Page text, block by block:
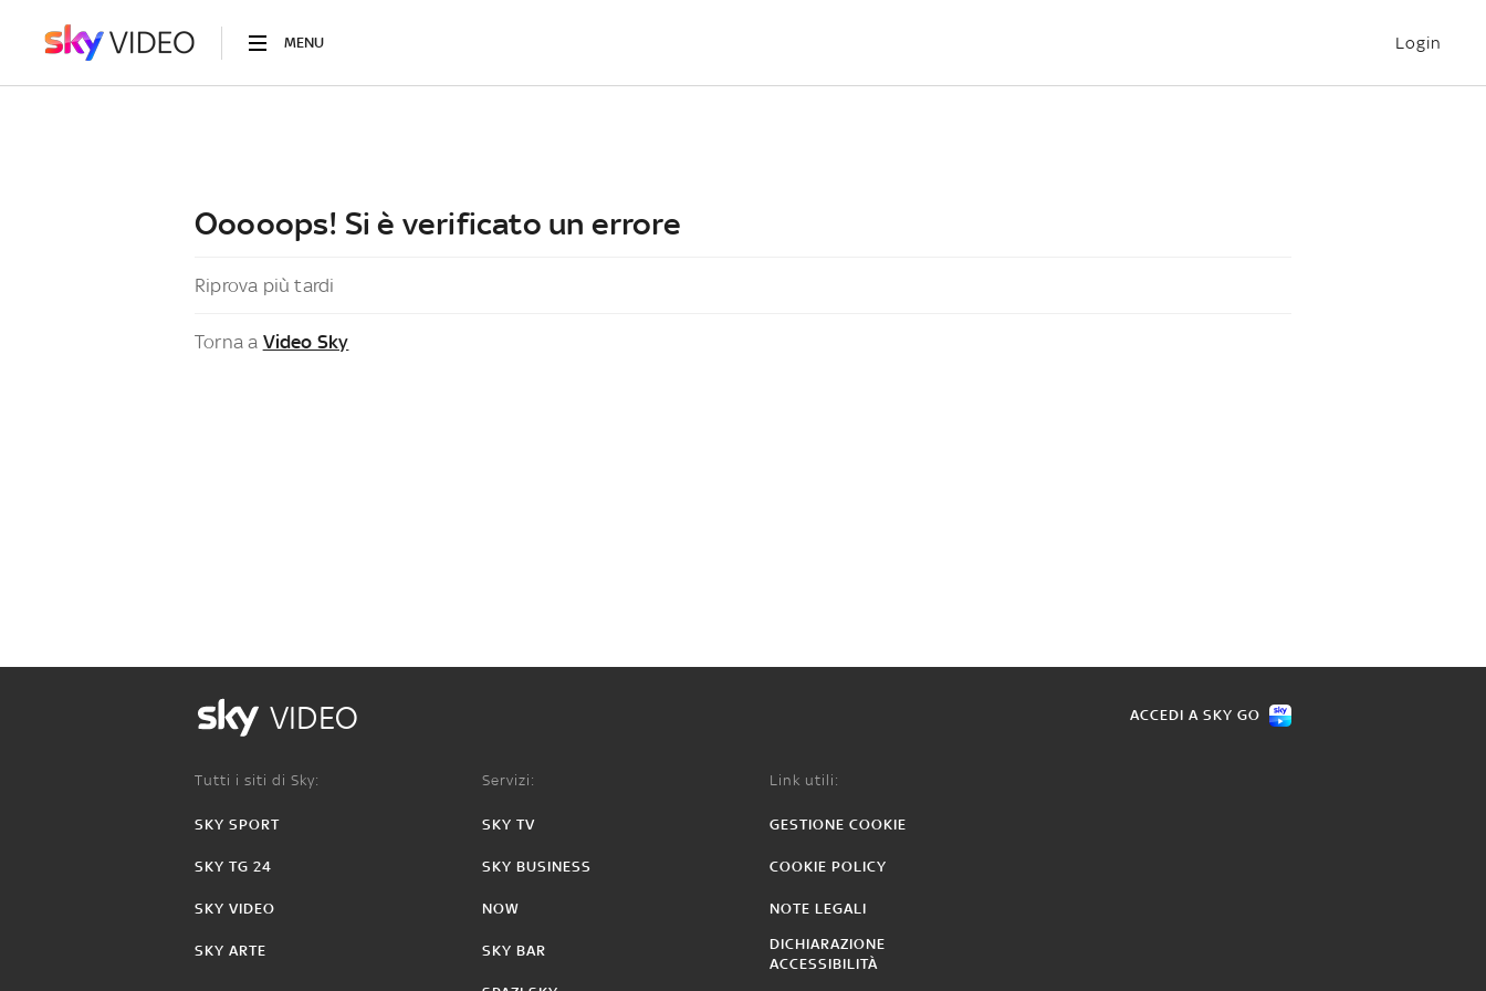
MENU Login
Ooooops! Si è verificato un errore
Riprova più tardi
Torna a Video Sky
VIDEO ACCEDI A SKY GO
Tutti i siti di Sky:
SKY SPORT
SKY TG 24
SKY VIDEO
SKY ARTE
Servizi:
SKY TV
SKY BUSINESS
NOW
SKY BAR
Link utili:
GESTIONE COOKIE
COOKIE POLICY
NOTE LEGALI
DICHIARAZIONE
ACCESSIBILITÀ